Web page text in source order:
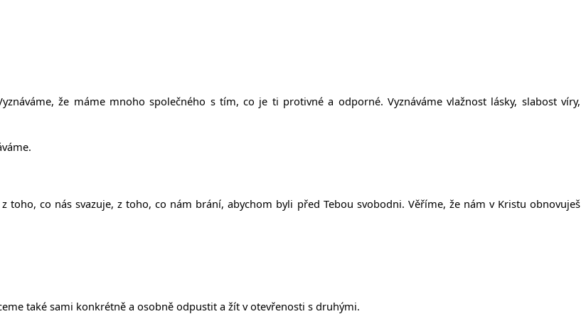
že máme mnoho společného s tím, co je ti protivné a odporné. Vyznáváme vlažnost lásky, slabost víry,
toho, co nás svazuje, z toho, co nám brání, abychom byli před Tebou svobodni. Věříme, že nám v Kristu obnovuješ
také sami konkrétně a osobně odpustit a žít v otevřenosti s druhými.